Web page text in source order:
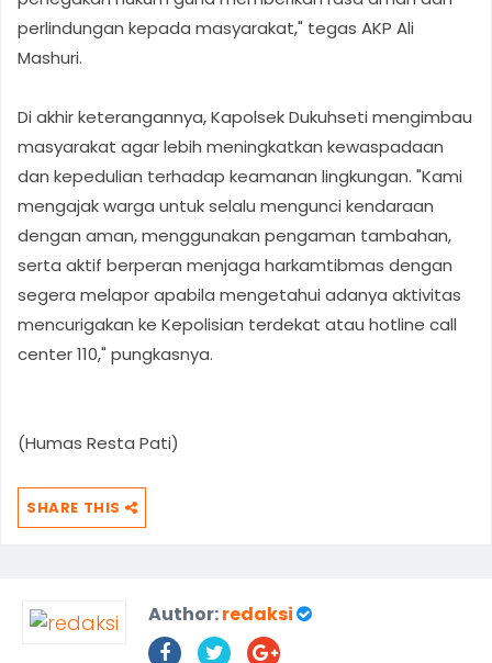
perlindungan kepada masyarakat," tegas AKP Ali
Mashuri.
Di akhir keterangannya, Kapolsek Dukuhseti mengimbau
masyarakat agar lebih meningkatkan kewaspadaan
dan kepedulian terhadap keamanan lingkungan. "Kami
mengajak warga untuk selalu mengunci kendaraan
dengan aman, menggunakan pengaman tambahan,
serta aktif berperan menjaga harkamtibmas dengan
segera melapor apabila mengetahui adanya aktivitas
mencurigakan ke Kepolisian terdekat atau hotline call
center 110," pungkasnya.
(Humas Resta Pati)
SHARE THIS
Author:redaksi